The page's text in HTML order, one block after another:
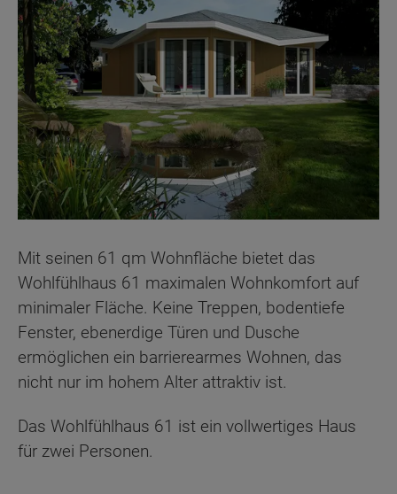
Mit seinen 61 qm Wohnfläche bietet das
Wohlfühlhaus 61 maximalen Wohnkomfort auf
minimaler Fläche. Keine Treppen, bodentiefe
Fenster, ebenerdige Türen und Dusche
ermöglichen ein barrierearmes Wohnen, das
nicht nur im hohem Alter attraktiv ist.
Das Wohlfühlhaus 61 ist ein vollwertiges Haus
für zwei Personen.